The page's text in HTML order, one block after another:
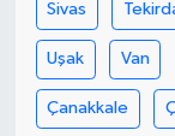
Sivas
Uşak Van
Çanakkale